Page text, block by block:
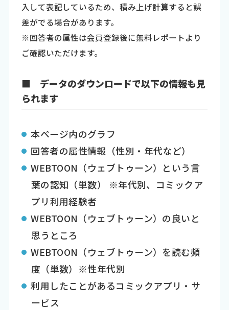
入して表記しているため、積み上げ計算すると誤
差がでる場合があります。
※回答者の属性は会員登録後に無料レポートより
ご確認いただけます。
■ データのダウンロードで以下の情報も見
られます
本ページ内のグラフ
回答者の属性情報（性別・年代など）
WEBTOON（ウェブトゥーン）という言
葉の認知（単数） ※年代別、コミックア
プリ利用経験者
WEBTOON（ウェブトゥーン）の良いと
思うところ
WEBTOON（ウェブトゥーン）を読む頻
度（単数）※性年代別
利用したことがあるコミックアプリ・サ
ービス